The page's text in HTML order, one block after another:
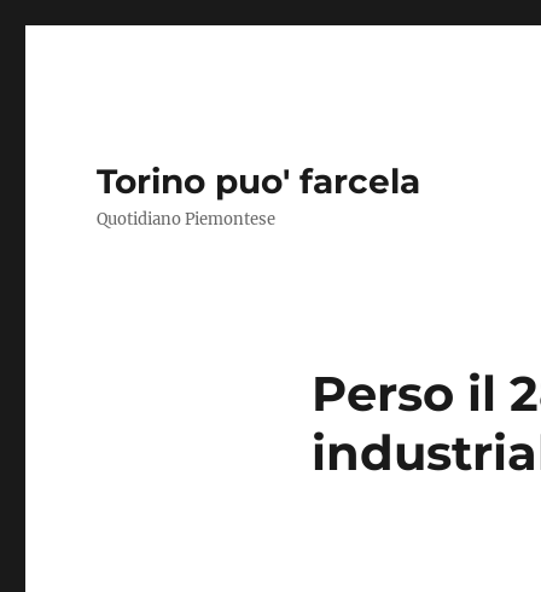
Torino puo' farcela
Quotidiano Piemontese
Perso il